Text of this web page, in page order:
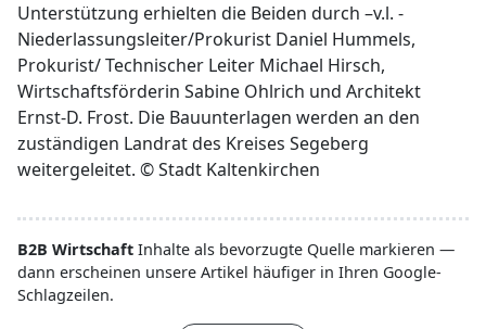
Unterstützung erhielten die Beiden durch –v.l. -
Niederlassungsleiter/Prokurist Daniel Hummels,
Prokurist/ Technischer Leiter Michael Hirsch,
Wirtschaftsförderin Sabine Ohlrich und Architekt
Ernst-D. Frost. Die Bauunterlagen werden an den
zuständigen Landrat des Kreises Segeberg
weitergeleitet. © Stadt Kaltenkirchen
B2B Wirtschaft Inhalte als bevorzugte Quelle markieren —
dann erscheinen unsere Artikel häufiger in Ihren Google-
Schlagzeilen.